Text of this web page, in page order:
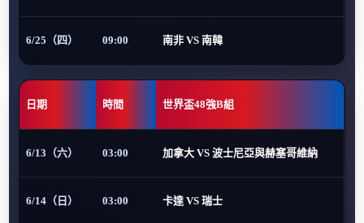
6/25（四） 09:00 南非 VS 南韓
日期 時間 世界盃48強B組
6/13（六） 03:00 加拿大 VS 波士尼亞與赫塞哥維納
6/14（日） 03:00 卡達 VS 瑞士